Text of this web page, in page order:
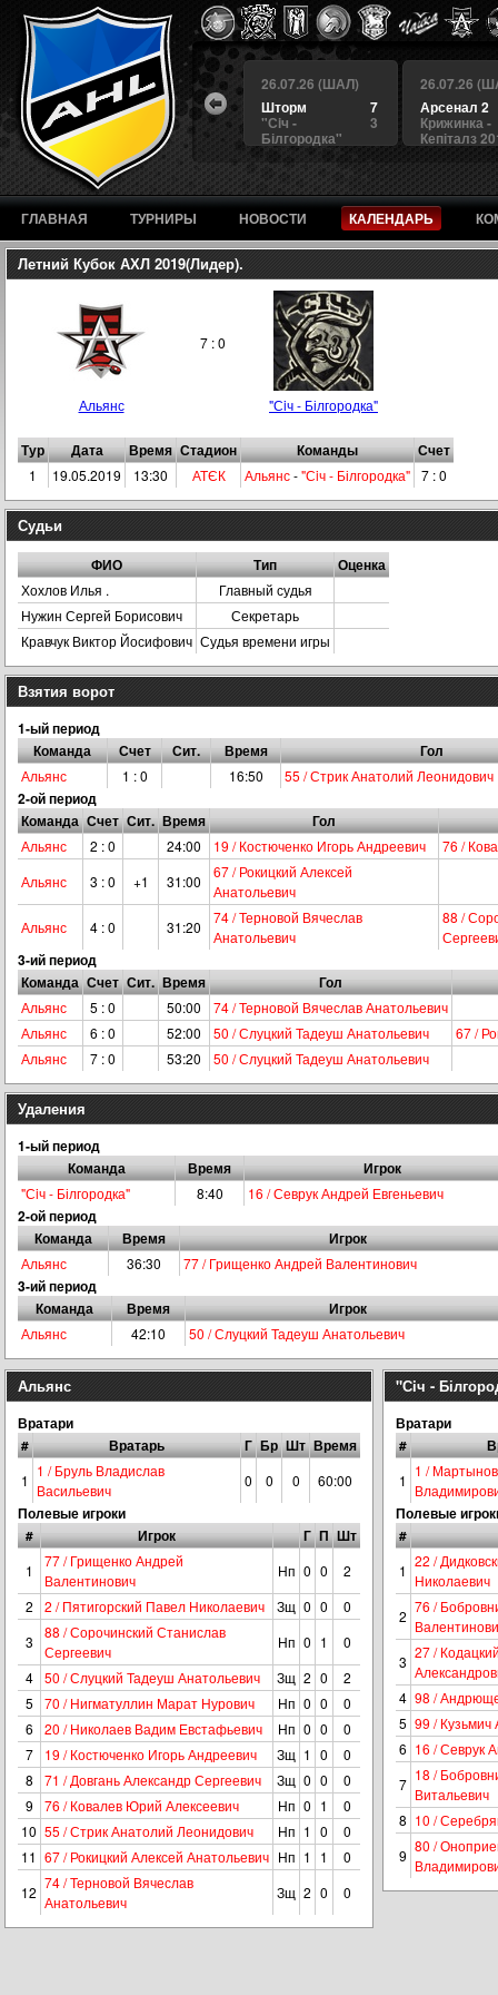
4
4
26.07.26 (ШАЛ)
3
БЕРКУТ
1
Альянс
26.07.26 (ШАЛ)
7
Шторм
3
"Сiч -
Білгородка"
26.07.26
Арсенал 2
Крижинка -
Кепіталз
ГЛАВНАЯ ТУРНИРЫ НОВОСТИ КАЛЕНДАРЬ
Летний Кубок АХЛ 2019(Лидер).
7 : 0
Альянс "Сiч - Білгородка"
Тур Дата Время Стадион Команды Счет
1 19.05.2019 13:30 АТЄК Альянс-"Сiч - Білгородка" 7 : 0
Судьи
ФИО Тип Оценка
Хохлов Илья .
Главный судья
Нужин Сергей Борисович
Секретарь
Кравчук Виктор Йосифович Судья времени игры
Взятия ворот
1-ый период
Команда
Счет Сит. Время Гол
Альянс 1 : 0 16:50 55 / Стрик Анатолий Леонидович
2-ой период
Команда Счет Сит. Время Гол
Альянс 2 : 0 24:00 19 / Костюченко Игорь Андреевич
76 /
Альянс
3 : 0 +1 31:00
67 / Рокицкий Алексей
Анатольевич
Альянс
4 : 0 31:20
74 / Терновой Вячеслав
Анатольевич
88 /
3-ий период
Команда Счет Сит. Время Гол
Альянс 5 : 0 50:00
74 / Терновой Вячеслав Анатольевич
Альянс
6 : 0 52:00 50 / Слуцкий Тадеуш Анатольевич
67 /
Альянс
7 : 0 53:20 50 / Слуцкий Тадеуш Анатольевич
Удаления
1-ый период
Команда
Время Игрок
"Сiч - Білгородка" 8:40 16 / Севрук Андрей Евгеньевич
2-ой период
Команда
Время Игрок
Альянс 36:30 77 / Грищенко Андрей Валентинович
3-ий период
Команда
Время Игрок
Альянс 42:10 50 / Слуцкий Тадеуш Анатольевич
Альянс
Вратари
#
Вратарь Г Бр Шт Время
1
1 / Бруль Владислав
Васильевич
0 0 0 60:00
Полевые игроки
#
Игрок Г П Шт
1
77 / Грищенко Андрей
Валентинович
Нп 0 0
2
2
2 / Пятигорский Павел Николаевич Зщ 0 0
0
3
88 / Сорочинский Станислав
Сергеевич
Нп 0 1
0
4
50 / Слуцкий Тадеуш Анатольевич Зщ 2 0
2
5
70 / Нигматуллин Марат Нурович Нп 0 0
0
6
20 / Николаев Вадим Евстафьевич Нп 0 0
0
7
19 / Костюченко Игорь Андреевич Зщ 1 0
0
8
71 / Довгань Александр Сергеевич Зщ 0 0
0
9
76 / Ковалев Юрий Алексеевич Нп 0 1
0
10 55 / Стрик Анатолий Леонидович Нп 1 0
0
11 67 / Рокицкий Алексей Анатольевич Нп 1 1
0
12
74 / Терновой Вячеслав
Анатольевич
Зщ 2 0 0
"Сiч -
Вратари
#
1
1 /
Полевые
#
1
22 /
Николаевич
2
76 /
3
27 /
4 98 /
5 99 / Кузьмич
6 16 / Севрук
7
18 /
Витальевич
8 10 /
9
80 /